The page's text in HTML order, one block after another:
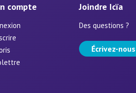
compte Joindre Icïa
Des questions ?
Écrivez-nous